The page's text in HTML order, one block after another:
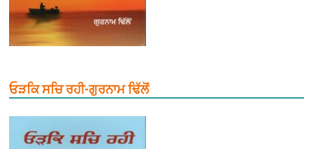
ਓੜਕਿ ਸਚਿ ਰਹੀ-ਗੁਰਨਾਮ ਢਿੱਲੋਂ